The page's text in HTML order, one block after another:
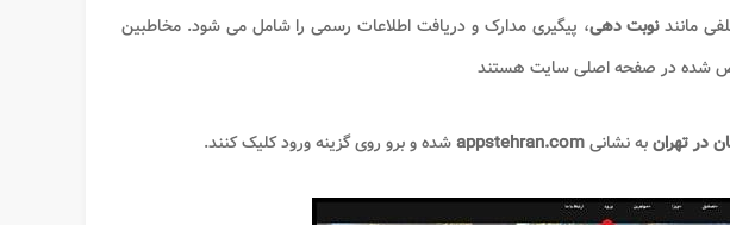
مانندنوبت دهی، پیگیری مدارک و دریافت اطلاعات رسمی را شامل می شود. مخاطبین
شده در صفحه اصلی سایت هستند
در تهرانبه نشانیappstehran.comشده و برو روی گزینه ورود کلیک کنند.